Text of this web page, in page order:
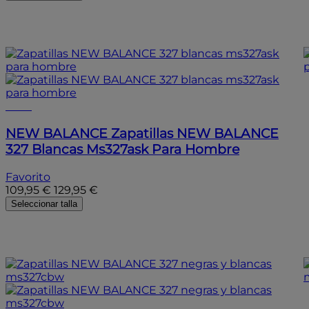
NEW BALANCE Zapatillas NEW BALANCE
327 Blancas Ms327ask Para Hombre
Favorito
109,95 € 129,95 €
Seleccionar talla